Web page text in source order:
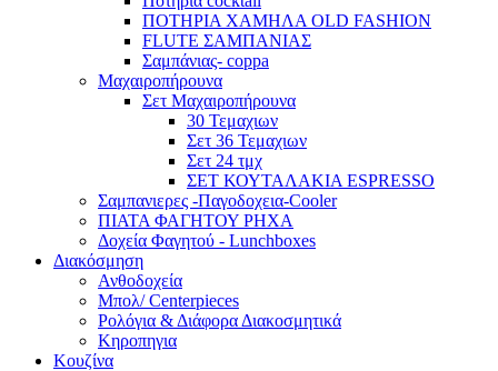
ΠΟΤΗΡΙΑ ΧΑΜΗΛΑ OLD FASHION
FLUTE ΣΑΜΠΑΝΙΑΣ
Σαμπάνιας- coppa
Μαχαιροπήρουνα
Σετ Μαχαιροπήρουνα
30 Τεμαχιων
Σετ 36 Τεμαχιων
Σετ 24 τμχ
ΣΕΤ ΚΟΥΤΑΛΑΚΙΑ ESPRESSO
Σαμπανιερες -Παγοδοχεια-Cooler
ΠΙΑΤΑ ΦΑΓΗΤΟΥ ΡΗΧΑ
Δοχεία Φαγητού - Lunchboxes
Διακόσμηση
Ανθοδοχεία
Μπολ/ Centerpieces
Ρολόγια & Διάφορα Διακοσμητικά
Κηροπηγια
Κουζίνα